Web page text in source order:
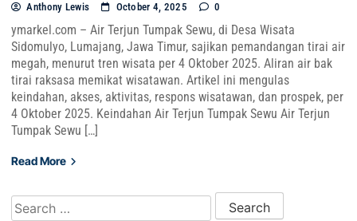
Anthony Lewis October 4, 2025 0
ymarkel.com – Air Terjun Tumpak Sewu, di Desa Wisata
Sidomulyo, Lumajang, Jawa Timur, sajikan pemandangan tirai air
megah, menurut tren wisata per 4 Oktober 2025. Aliran air bak
tirai raksasa memikat wisatawan. Artikel ini mengulas
keindahan, akses, aktivitas, respons wisatawan, dan prospek, per
4 Oktober 2025. Keindahan Air Terjun Tumpak Sewu Air Terjun
Tumpak Sewu […]
Read More
Search for: